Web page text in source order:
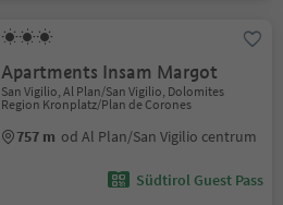
Apartments Insam Margot
San Vigilio, Al Plan/San Vigilio, Dolomites
Region Kronplatz/Plan de Corones
757 m od Al Plan/San Vigilio centrum
Südtirol Guest Pass